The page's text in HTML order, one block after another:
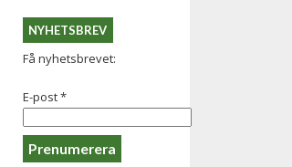
NYHETSBREV
Få nyhetsbrevet:
E-post*